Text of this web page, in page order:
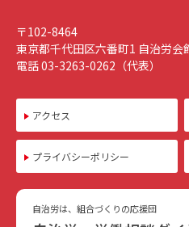
〒102-8464
東京都千代田区六番町1 自治労会
電話 03-3263-0262（代表）
アクセス
プライバシーポリシー
自治労は、組合づくりの応援団